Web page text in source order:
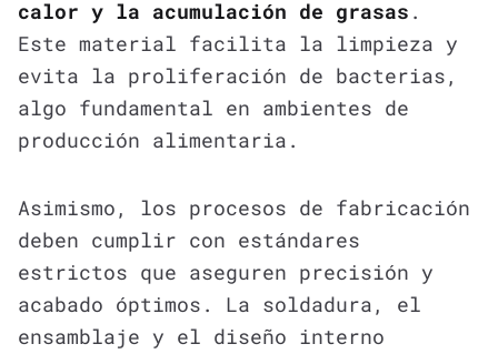
calor y la acumulación de grasas .
Este material facilita la limpieza y
evita la proliferación de bacterias,
algo fundamental en ambientes de
producción alimentaria.
Asimismo, los procesos de fabricación
deben cumplir con estándares
estrictos que aseguren precisión y
acabado óptimos. La soldadura, el
ensamblaje y el diseño interno